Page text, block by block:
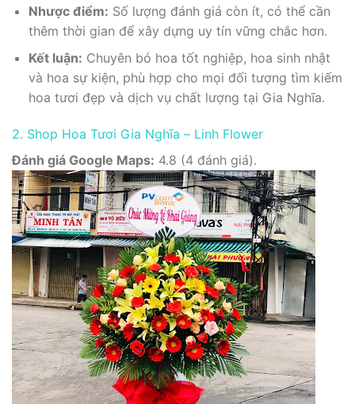
Nhược điểm: Số lượng đánh giá còn ít, có thể cần
thêm thời gian để xây dựng uy tín vững chắc hơn.
Kết luận: Chuyên bó hoa tốt nghiệp, hoa sinh nhật
và hoa sự kiện, phù hợp cho mọi đối tượng tìm kiếm
hoa tươi đẹp và dịch vụ chất lượng tại Gia Nghĩa.
2. Shop Hoa Tươi Gia Nghĩa – Linh Flower
Đánh giá Google Maps: 4.8 (4 đánh giá).